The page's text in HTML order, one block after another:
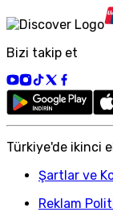
Bizi takip et
Türkiye'de ikinci
Şartlar ve
Reklam